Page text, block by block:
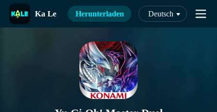
Ka Le Herunterladen Deutsch